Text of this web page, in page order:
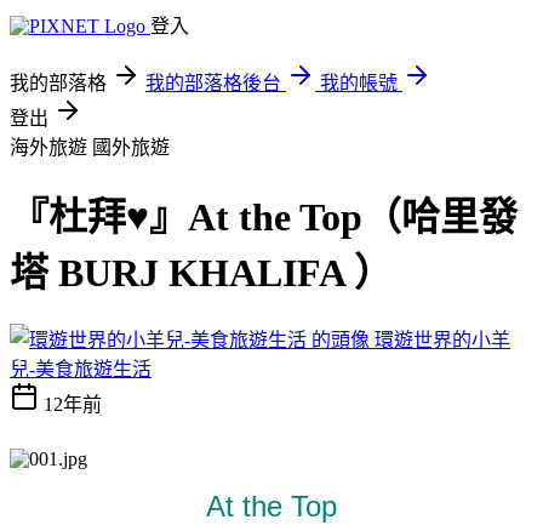
登入
我的部落格 我的部落格後台
我的帳號
登出
海外旅遊 國外旅遊
『杜拜♥』At the Top（哈里發
塔 BURJ KHALIFA ）
環遊世界的小羊
兒-美食旅遊生活
12年前
At the Top